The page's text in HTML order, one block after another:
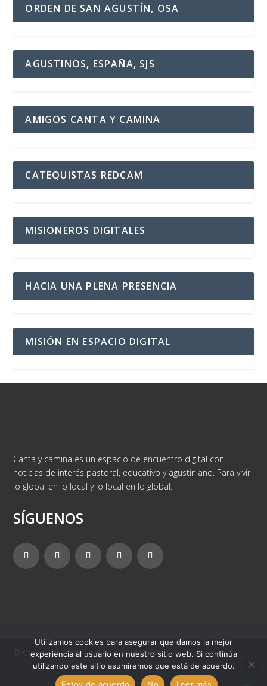
ORDEN DE SAN AGUSTÍN, OSA
AGUSTINOS, ESPAÑA, SJS
AMIGOS CANTA Y CAMINA
CATEQUISTAS REDCAM
MISIONEROS DIGITALES
HACIA UNA PLENA PRESENCIA
MISIÓN EN ESPACIO DIGITAL
Canta y camina es un espacio de encuentro digital con
noticias de interés pastoral, educativo y agustiniano. Para vivir
lo global en lo local y lo local en lo global.
SÍGUENOS
© Copyright 2025 – CANTA Y CAMINA
Utilizamos cookies para asegurar que damos la mejor
experiencia al usuario en nuestro sitio web. Si continúa
utilizando este sitio asumiremos que está de acuerdo.
Estoy de acuerdo
No Leer más